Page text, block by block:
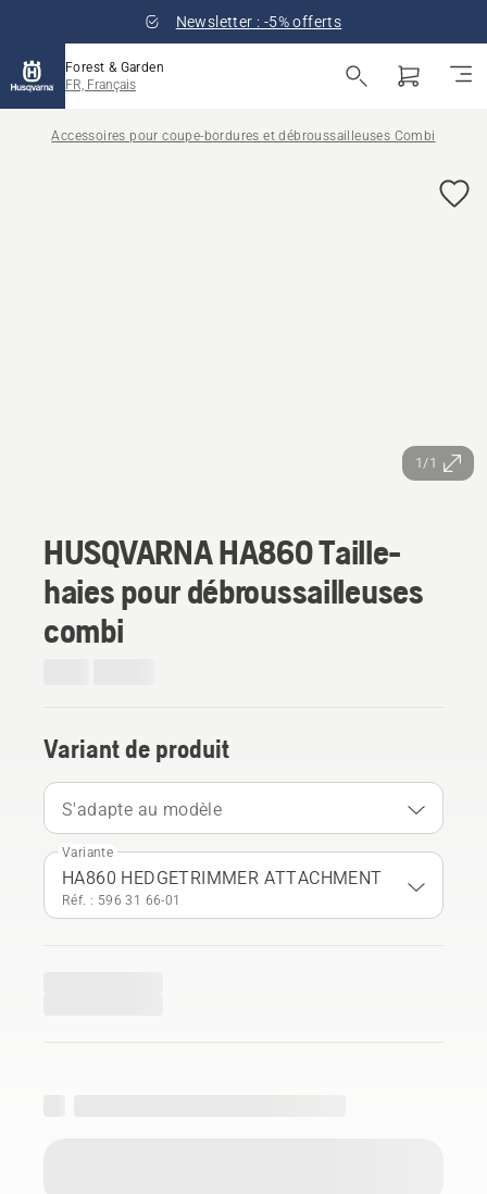
Newsletter : -5% offerts
Forest & Garden
FR, Français
Accessoires pour coupe-bordures et débroussailleuses Combi
1/1
HUSQVARNA HA860 Taille-
haies pour débroussailleuses
combi
Variant de produit
S'adapte au modèle
Variante
HA860 HEDGETRIMMER ATTACHMENT
Réf. : 596 31 66‑01